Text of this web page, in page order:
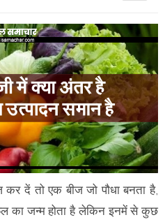
दें तो एक बीज जो पौधा बनता है,
का जन्म होता है लेकिन इनमें से कुछ